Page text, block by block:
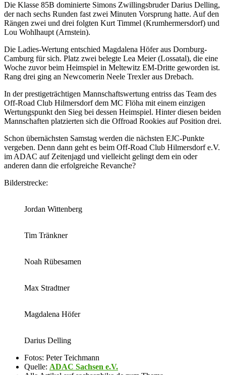
Die Klasse 85B dominierte Simons Zwillingsbruder Darius Delling,
der nach sechs Runden fast zwei Minuten Vorsprung hatte. Auf den
Rängen zwei und drei folgten Kurt Timmel (Krumhermersdorf) und
Lou Wohlhaupt (Arnstein).
Die Ladies-Wertung entschied Magdalena Höfer aus Dornburg-
Camburg für sich. Platz zwei belegte Lea Meier (Lossatal), die eine
Woche zuvor beim Heimspiel in Meltewitz EM-Dritte geworden ist.
Rang drei ging an Newcomerin Neele Trexler aus Drebach.
In der prestigeträchtigen Mannschaftswertung entriss das Team des
Off-Road Club Hilmersdorf dem MC Flöha mit einem einzigen
Wertungspunkt den Sieg bei dessen Heimspiel. Hinter diesen beiden
Mannschaften platzierten sich die Offroad Rookies auf Position drei.
Schon übernächsten Samstag werden die nächsten EJC-Punkte
vergeben. Denn dann geht es beim Off-Road Club Hilmersdorf e.V.
im ADAC auf Zeitenjagd und vielleicht gelingt dem ein oder
anderen dann die erfolgreiche Revanche?
Bilderstrecke:
Jordan Wittenberg
Tim Tränkner
Noah Rübesamen
Max Stradtner
Magdalena Höfer
Darius Delling
Fotos: Peter Teichmann
Quelle: ADAC Sachsen e.V.